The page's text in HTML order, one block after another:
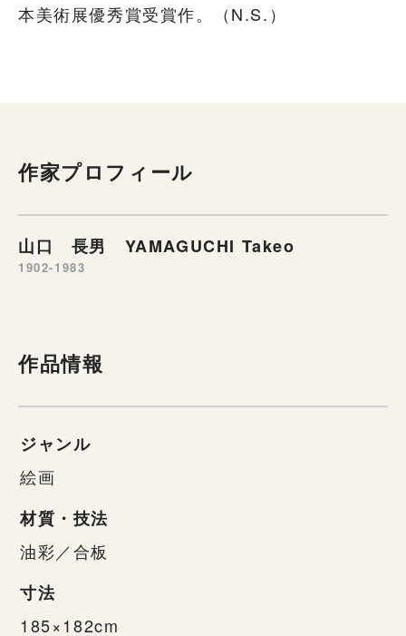
本美術展優秀賞受賞作。（N.S.）
作家プロフィール
山口 長男 YAMAGUCHI Takeo
1902-1983
作品情報
ジャンル
絵画
材質・技法
油彩／合板
寸法
185×182cm